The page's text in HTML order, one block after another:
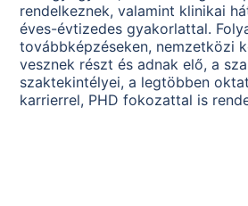
rendelkeznek, valamint klinikai
éves-évtizedes gyakorlattal.
továbbképzéseken, nemzetközi
vesznek részt és adnak elő, a
szaktekintélyei, a legtöbben
karrierrel, PHD fokozattal is